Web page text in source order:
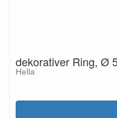
dekorativer Ring, Ø
Hella